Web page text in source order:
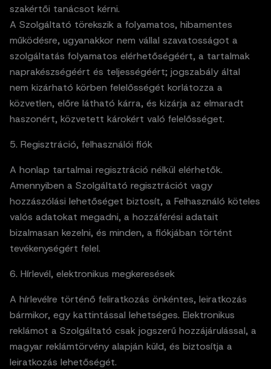
szakértői tanácsot kérni.
A Szolgáltató törekszik a folyamatos, hibamentes
működésre, ugyanakkor nem vállal szavatosságot a
szolgáltatás folyamatos elérhetőségéért, a tartalmak
naprakészségéért és teljességéért; jogszabály által
nem kizárható körben felelősségét korlátozza a
közvetlen, előre látható kárra, és kizárja az elmaradt
haszonért, közvetett károkért való felelősséget.
5. Regisztráció, felhasználói fiók
A honlap tartalmai regisztráció nélkül elérhetők.
Amennyiben a Szolgáltató regisztrációt vagy
hozzászólási lehetőséget biztosít, a Felhasználó köteles
valós adatokat megadni, a hozzáférési adatait
bizalmasan kezelni, és minden, a fiókjában történt
tevékenységért felel.
6. Hírlevél, elektronikus megkeresések
A hírlevélre történő feliratkozás önkéntes, leiratkozás
bármikor, egy kattintással lehetséges. Elektronikus
reklámot a Szolgáltató csak jogszerű hozzájárulással, a
magyar reklámtörvény alapján küld, és biztosítja a
leiratkozás lehetőségét.